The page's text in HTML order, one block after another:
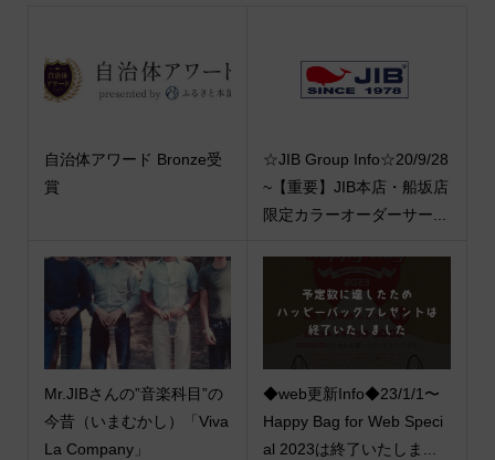
自治体アワード Bronze受
賞
☆JIB Group Info☆20/9/28
~【重要】JIB本店・船坂店
限定カラーオーダーサー...
Mr.JIBさんの”音楽科目”の
今昔（いまむかし）「Viva
La Company」
◆web更新Info◆23/1/1〜
Happy Bag for Web Speci
al 2023は終了いたしま...